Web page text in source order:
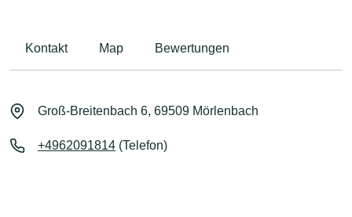
Kontakt Map Bewertungen
Groß-Breitenbach 6, 69509 Mörlenbach
+4962091814 (Telefon)